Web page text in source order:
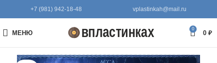
+7 (981) 942-18-48 vplastinkah@mail.ru
МЕНЮ
0
0 ₽